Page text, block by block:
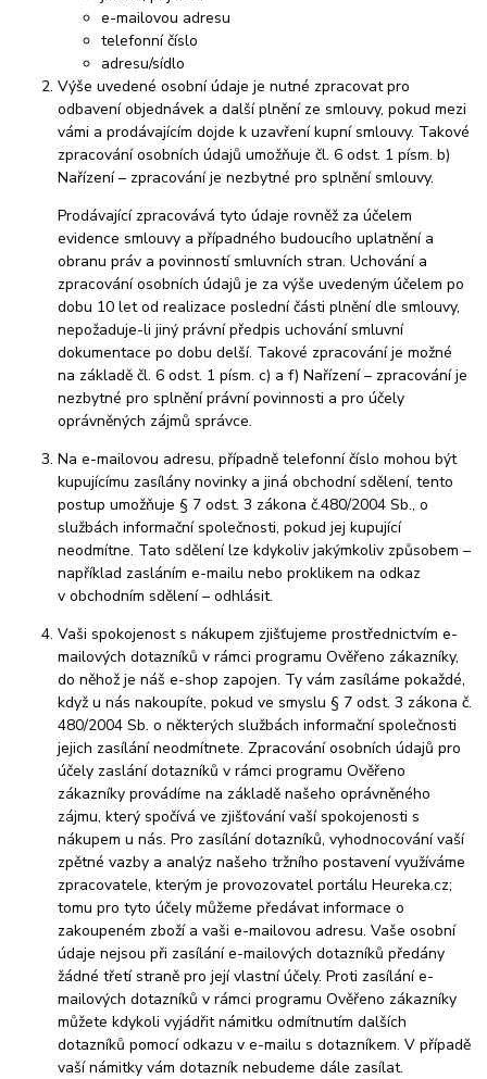
e-mailovou adresu
telefonní číslo
adresu/sídlo
Výše uvedené osobní údaje je nutné zpracovat pro
odbavení objednávek a další plnění ze smlouvy, pokud mezi
vámi a prodávajícím dojde k uzavření kupní smlouvy. Takové
zpracování osobních údajů umožňuje čl. 6 odst. 1 písm. b)
Nařízení – zpracování je nezbytné pro splnění smlouvy.
Prodávající zpracovává tyto údaje rovněž za účelem
evidence smlouvy a případného budoucího uplatnění a
obranu práv a povinností smluvních stran. Uchování a
zpracování osobních údajů je za výše uvedeným účelem po
dobu 10 let od realizace poslední části plnění dle smlouvy,
nepožaduje-li jiný právní předpis uchování smluvní
dokumentace po dobu delší. Takové zpracování je možné
na základě čl. 6 odst. 1 písm. c) a f) Nařízení – zpracování je
nezbytné pro splnění právní povinnosti a pro účely
oprávněných zájmů správce.
Na e-mailovou adresu, případně telefonní číslo mohou být
kupujícímu zasílány novinky a jiná obchodní sdělení, tento
postup umožňuje § 7 odst. 3 zákona č.480/2004 Sb., o
službách informační společnosti, pokud jej kupující
neodmítne. Tato sdělení lze kdykoliv jakýmkoliv způsobem –
například zasláním e-mailu nebo proklikem na odkaz
v obchodním sdělení – odhlásit.
Vaši spokojenost s nákupem zjišťujeme prostřednictvím e-
mailových dotazníků v rámci programu Ověřeno zákazníky,
do něhož je náš e-shop zapojen. Ty vám zasíláme pokaždé,
když u nás nakoupíte, pokud ve smyslu § 7 odst. 3 zákona č.
480/2004 Sb. o některých službách informační společnosti
jejich zasílání neodmítnete. Zpracování osobních údajů pro
účely zaslání dotazníků v rámci programu Ověřeno
zákazníky provádíme na základě našeho oprávněného
zájmu, který spočívá ve zjišťování vaší spokojenosti s
nákupem u nás. Pro zasílání dotazníků, vyhodnocování vaší
zpětné vazby a analýz našeho tržního postavení využíváme
zpracovatele, kterým je provozovatel portálu Heureka.cz;
tomu pro tyto účely můžeme předávat informace o
zakoupeném zboží a vaši e-mailovou adresu. Vaše osobní
údaje nejsou při zasílání e-mailových dotazníků předány
žádné třetí straně pro její vlastní účely. Proti zasílání e-
mailových dotazníků v rámci programu Ověřeno zákazníky
můžete kdykoli vyjádřit námitku odmítnutím dalších
dotazníků pomocí odkazu v e-mailu s dotazníkem. V případě
vaší námitky vám dotazník nebudeme dále zasílat.